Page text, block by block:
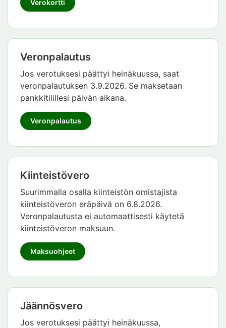
Verokortti
Veronpalautus
Jos verotuksesi päättyi heinäkuussa, saat
veronpalautuksen 3.9.2026. Se maksetaan
pankkitilillesi päivän aikana.
Veronpalautus
Kiinteistövero
Suurimmalla osalla kiinteistön omistajista
kiinteistöveron eräpäivä on 6.8.2026.
Veronpalautusta ei automaattisesti käytetä
kiinteistöveron maksuun.
Maksuohjeet
Jäännösvero
Jos verotuksesi päättyi heinäkuussa,